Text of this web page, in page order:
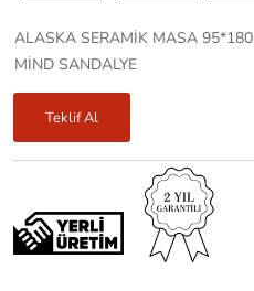
ALASKA SERAMİK MASA 95*180
MİND SANDALYE
Teklif Al